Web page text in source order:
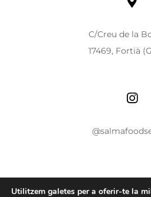
C/Creu de la
17469, Fortià
Utilitzem galetes per a oferir-te la